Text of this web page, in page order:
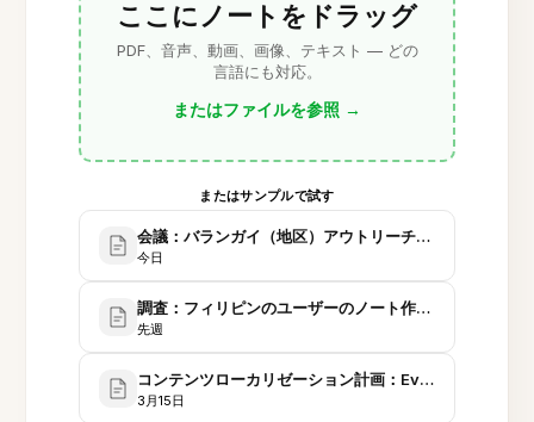
ここにノートをドラッグ
PDF、音声、動画、画像、テキスト — どの
言語にも対応。
またはファイルを参照 →
またはサンプルで試す
会議：バランガイ（地区）アウトリーチ戦略とボランテ
今日
調査：フィリピンのユーザーのノート作成習慣
先週
コンテンツローカリゼーション計画：Evernote UIとヘ
3月15日